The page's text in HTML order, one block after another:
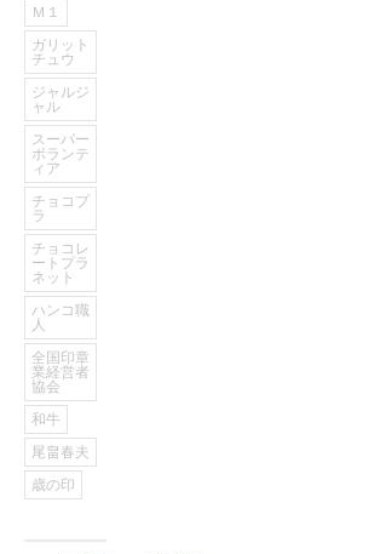
Ｍ１
ガリット
チュウ
ジャルジ
ャル
スーパー
ボランテ
ィア
チョコプ
ラ
チョコレ
ートプラ
ネット
ハンコ職
人
全国印章
業経営者
協会
和牛
尾畠春夫
歳の印